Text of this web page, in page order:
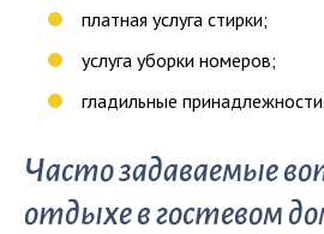
платная услуга стирки;
услуга уборки номеров;
гладильные принадлежности.
Часто задаваемые
отдыхе в гостевом